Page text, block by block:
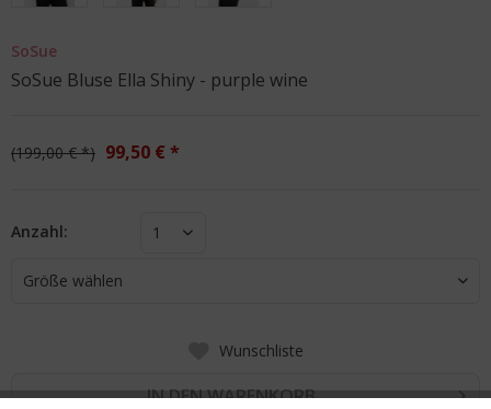
SoSue
SoSue Bluse Ella Shiny - purple wine
199,00 € * 99,50 € *
Anzahl: 1
Größe wählen
Wunschliste
IN DEN WARENKORB